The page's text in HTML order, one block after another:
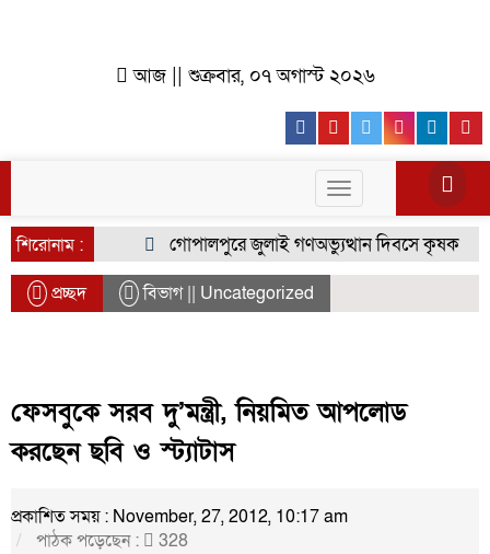
আজ || শুক্রবার, ০৭ অগাস্ট ২০২৬
Facebook
YoutubeTwitter
Toggle
navigation
শিরোনাম :
গোপালপুরে জুলাই গণঅভ্যুত্থান দিবসে কৃষক দলের
প্রচ্ছদ বিভাগ || Uncategorized
ফেসবুকে সরব দু’মন্ত্রী, নিয়মিত আপলোড
করছেন ছবি ও স্ট্যাটাস
প্রকাশিত সময় : November, 27, 2012, 10:17 am
পাঠক পড়েছেন :
328